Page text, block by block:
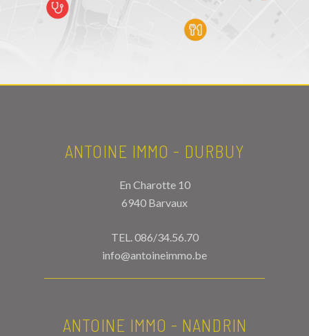
ANTOINE IMMO - DURBUY
En Charotte 10
6940 Barvaux
TEL.086/34.56.70
info@antoineimmo.be
ANTOINE IMMO - NANDRIN